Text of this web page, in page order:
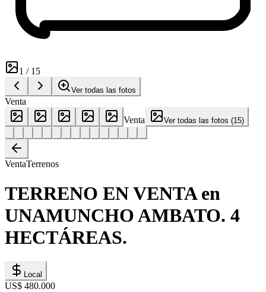
1 / 15
Ver todas las fotos
Venta
Venta
Ver todas las fotos (15)
VentaTerrenos
TERRENO EN VENTA en
UNAMUNCHO AMBATO. 4
HECTÁREAS.
Local
US$ 480.000